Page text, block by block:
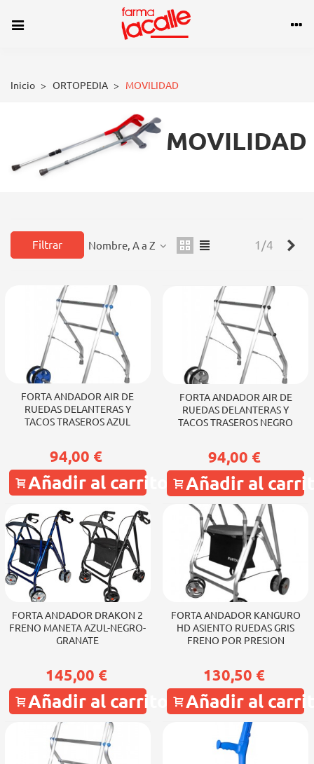
Inicio > ORTOPEDIA > MOVILIDAD
MOVILIDAD
Filtrar Nombre, A a Z 1/4
FORTA ANDADOR AIR DE
RUEDAS DELANTERAS Y
TACOS TRASEROS AZUL
94,00 €
Añadir al carrito
FORTA ANDADOR AIR DE
RUEDAS DELANTERAS Y
TACOS TRASEROS NEGRO
94,00 €
Añadir al
FORTA ANDADOR DRAKON 2
FRENO MANETA AZUL-NEGRO-
GRANATE
145,00 €
Añadir al carrito
FORTA ANDADOR KANGURO
HD ASIENTO RUEDAS GRIS
FRENO POR PRESION
130,50 €
Añadir al